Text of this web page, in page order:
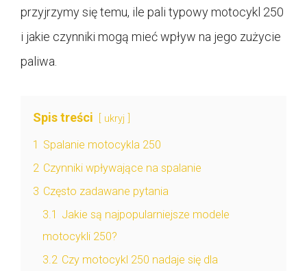
przyjrzymy się temu, ile pali typowy motocykl 250
i jakie czynniki mogą mieć wpływ na jego zużycie
paliwa.
Spis treści ukryj
1 Spalanie motocykla 250
2 Czynniki wpływające na spalanie
3 Często zadawane pytania
3.1 Jakie są najpopularniejsze modele
motocykli 250?
3.2 Czy motocykl 250 nadaje się dla